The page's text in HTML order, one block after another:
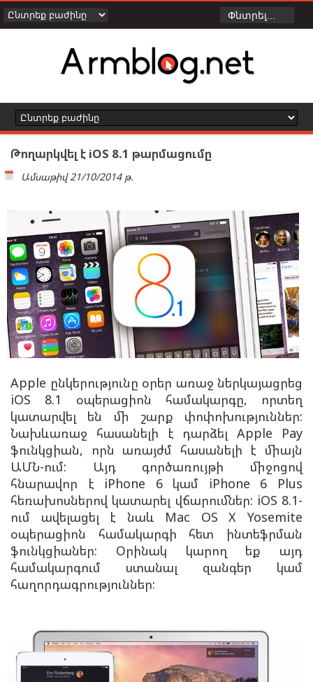
Թողարկվել է iOS 8.1 թարմացումը
Ամսաթիվ 21/10/2014 թ.
Apple ընկերությունը օրեր առաջ ներկայացրեց
iOS 8.1 օպերացիոն համակարգը, որտեղ
կատարվել են մի շարք փոփոխություններ:
Նախևառաջ հասանելի է դարձել Apple Pay
ֆունկցիան, որն առայժմ հասանելի է միայն
ԱՄՆ-ում: Այդ գործառույթի միջոցով
հնարավոր է iPhone 6 կամ iPhone 6 Plus
հեռախոսներով կատարել վճարումներ: iOS 8.1-
ում ավելացել է նաև Mac OS X Yosemite
օպերացիոն համակարգի հետ ինտեֆրման
ֆունկցիաներ: Օրինակ կարող եք այդ
համակարգում ստանալ զանգեր կամ
հաղորդագրություններ: